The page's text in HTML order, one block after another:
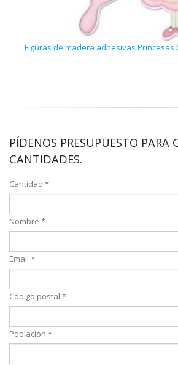
Figuras de madera adhesivas Princesas
PÍDENOS PRESUPUESTO PARA
CANTIDADES.
Cantidad *
Nombre *
Email *
Código postal *
Población *